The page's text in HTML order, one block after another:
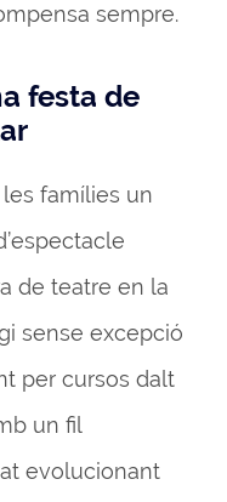
sempre.
festa de
les famílies un
de teatre en la
sense excepció
per cursos dalt
un fil
evolucionant